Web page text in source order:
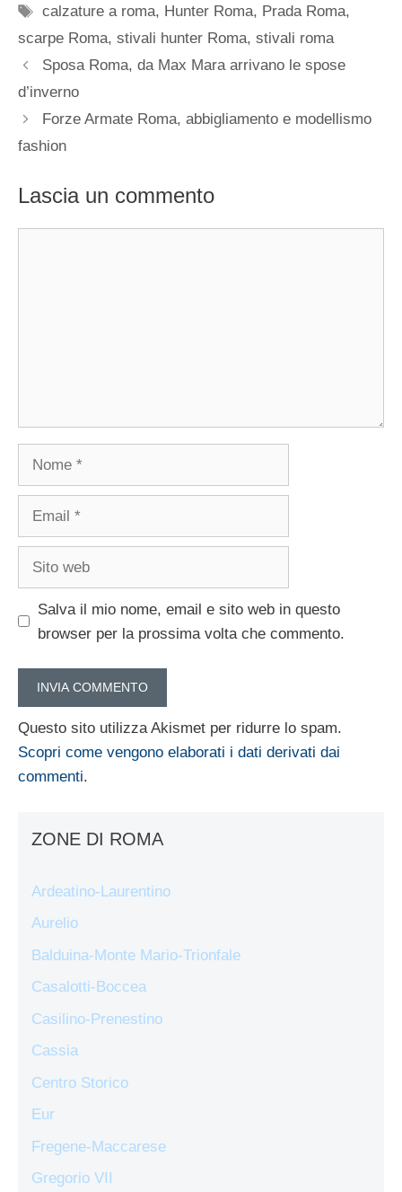
Tag
calzature a roma, Hunter Roma, Prada Roma,
scarpe Roma, stivali hunter Roma, stivali roma
Sposa Roma, da Max Mara arrivano le spose
d’inverno
Forze Armate Roma, abbigliamento e modellismo
fashion
Lascia un commento
Nome
Email
Sito
Salva il mio nome, email e sito web in questo
browser per la prossima volta che commento.
Questo sito utilizza Akismet per ridurre lo spam.
Scopri come vengono elaborati i dati derivati dai
commenti.
ZONE DI ROMA
Ardeatino-Laurentino
Aurelio
Balduina-Monte Mario-Trionfale
Casalotti-Boccea
Casilino-Prenestino
Cassia
Centro Storico
Eur
Fregene-Maccarese
Gregorio VII